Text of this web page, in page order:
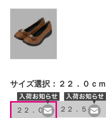
サイズ選択： ２２．０ｃｍ
２２．０ｃ
２２．５ｃｍ